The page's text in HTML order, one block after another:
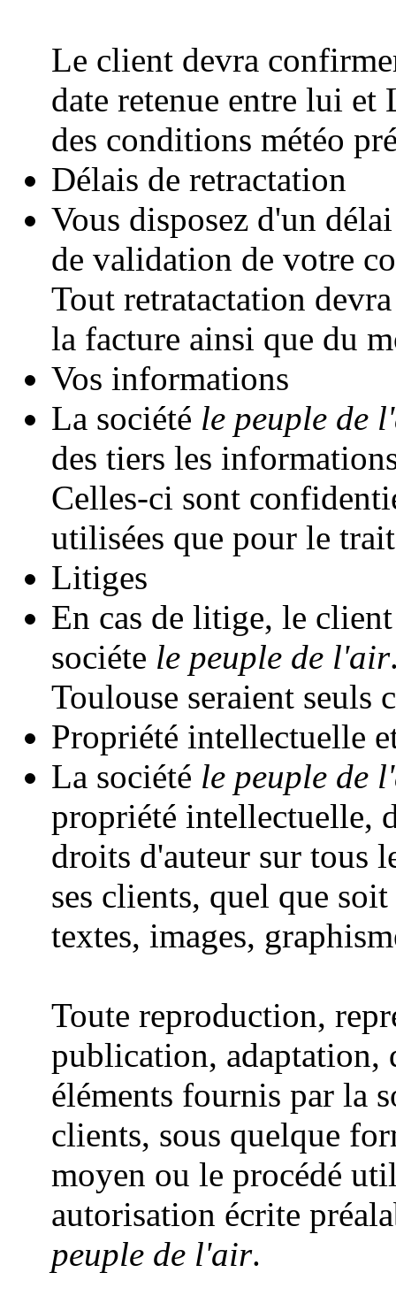
Le client devra
date retenue entre lui
des conditions météo
Délais de retractation
Vous disposez d'un
de validation de votre
Tout retratactation
la facture ainsi que du
Vos informations
La société le peuple de
des tiers les
Celles-ci sont
utilisées que pour le
Litiges
En cas de litige, le
sociéte le peuple de l'air
Toulouse seraient seuls
Propriété intellectuelle
La société le peuple de
propriété intellectuelle,
droits d'auteur sur tous
ses clients, quel que
textes, images,
Toute reproduction,
publication, adaptation,
éléments fournis par la
clients, sous quelque
moyen ou le procédé
autorisation écrite
peuple de l'air.